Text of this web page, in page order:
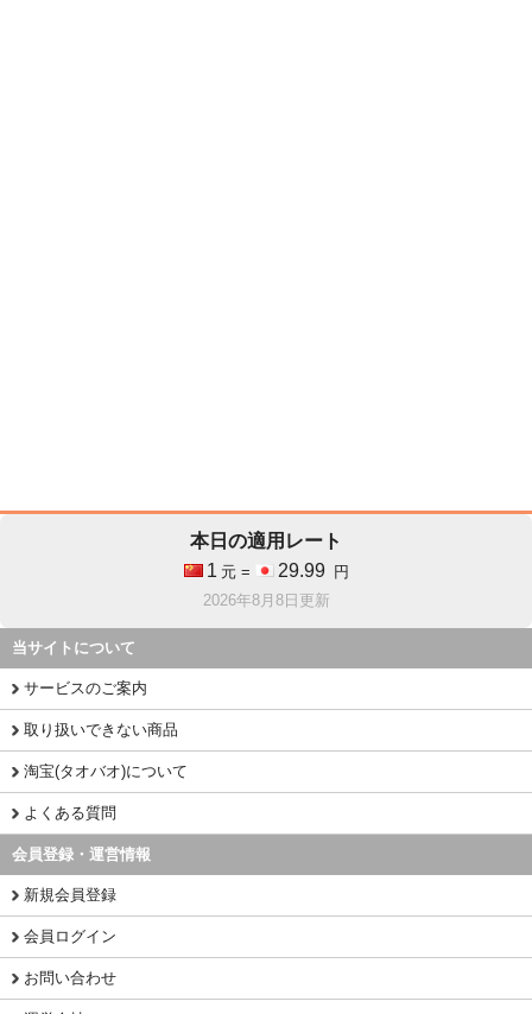
本日の適用レート
1 元 = 29.99
円
2026年8月8日更新
当サイトについて
サービスのご案内
取り扱いできない商品
淘宝(タオバオ)について
よくある質問
会員登録・運営情報
新規会員登録
会員ログイン
お問い合わせ